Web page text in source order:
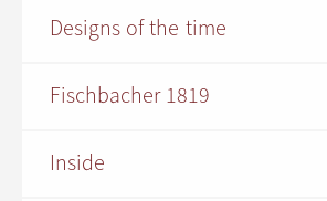
Designs of the time
Fischbacher 1819
Inside